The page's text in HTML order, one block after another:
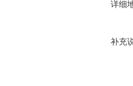
详细
补充